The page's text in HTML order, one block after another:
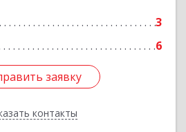
3
6
заявку
контакты
заявку
Назад